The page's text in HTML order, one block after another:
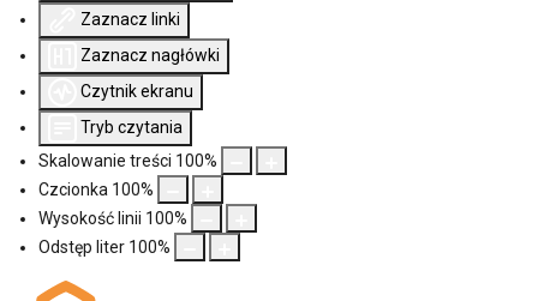
Zaznacz linki
Zaznacz nagłówki
Czytnik ekranu
Tryb czytania
Skalowanie treści 100%
Czcionka 100%
Wysokość linii 100%
Odstęp liter 100%